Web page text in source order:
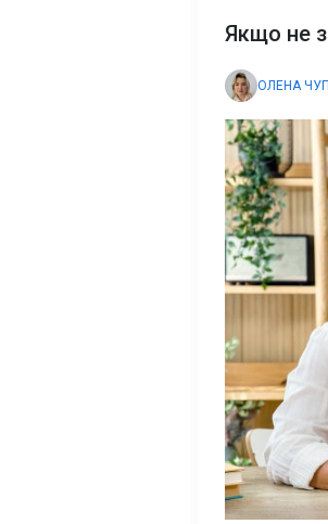
Якщо не
ОЛЕНА